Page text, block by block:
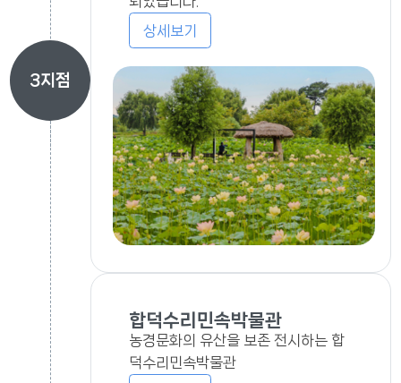
3지점
상세보기
합덕수리민속박물관
농경문화의 유산을 보존 전시하는 합
덕수리민속박물관